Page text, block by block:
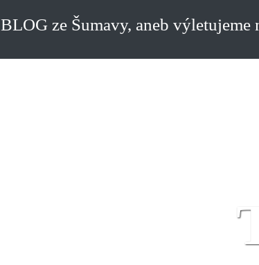
BLOG ze Šumavy, aneb výletujeme